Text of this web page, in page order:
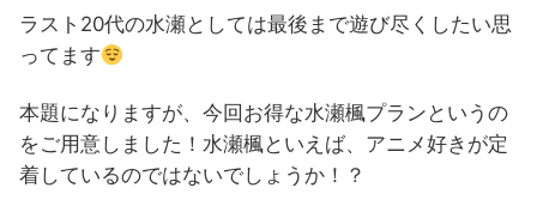
ラスト20代の水瀬としては最後まで遊び尽くしたい思
ってます
本題になりますが、今回お得な水瀬楓プランというの
をご用意しました！水瀬楓といえば、アニメ好きが定
着しているのではないでしょうか！？